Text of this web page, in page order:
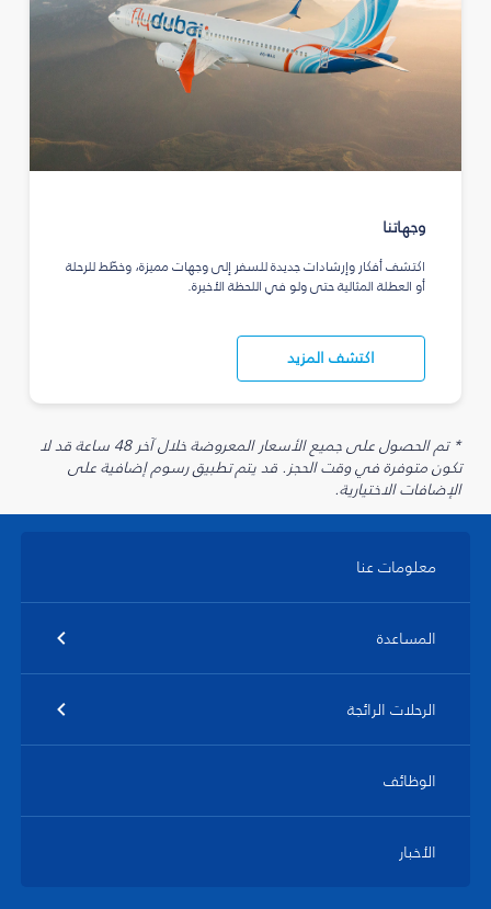
وجهاتنا
اكتشف أفكار وإرشادات جديدة للسفر إلى وجهات مميزة، وخطّط للرحلة
أو العطلة المثالية حتى ولو في اللحظة الأخيرة.
اكتشف المزيد
* تم الحصول على جميع الأسعار المعروضة خلال آخر 48 ساعة قد لا
تكون متوفرة في وقت الحجز. قد يتم تطبيق رسوم إضافية على
الإضافات الاختيارية.
معلومات عنا
المساعدة
الرحلات الرائجة
الوظائف
الأخبار